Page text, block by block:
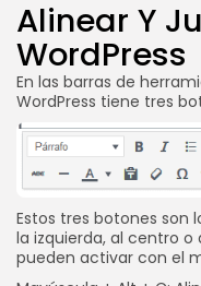
Alinear Y
WordPress
En las barras de
WordPress tiene tres
Estos tres botones son
la izquierda, al centro o
pueden activar con el